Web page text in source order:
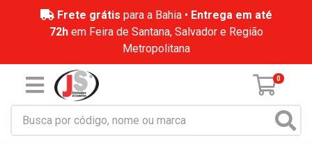
Frete grátis para a Bahia • Entrega em até
72hem Feira de Santana, Salvador e Região
Metropolitana
0